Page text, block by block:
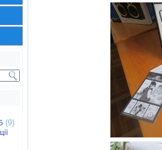
(9)